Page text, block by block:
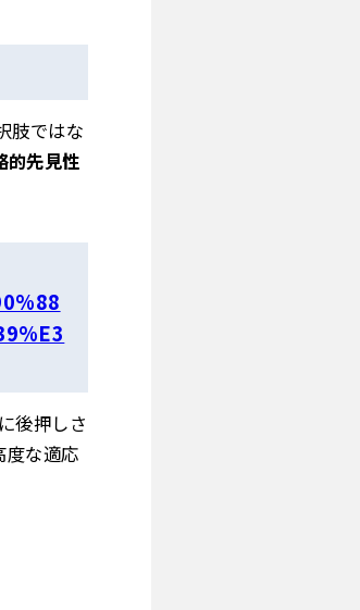
肢ではな
的先見性
に後押しさ
度な適応